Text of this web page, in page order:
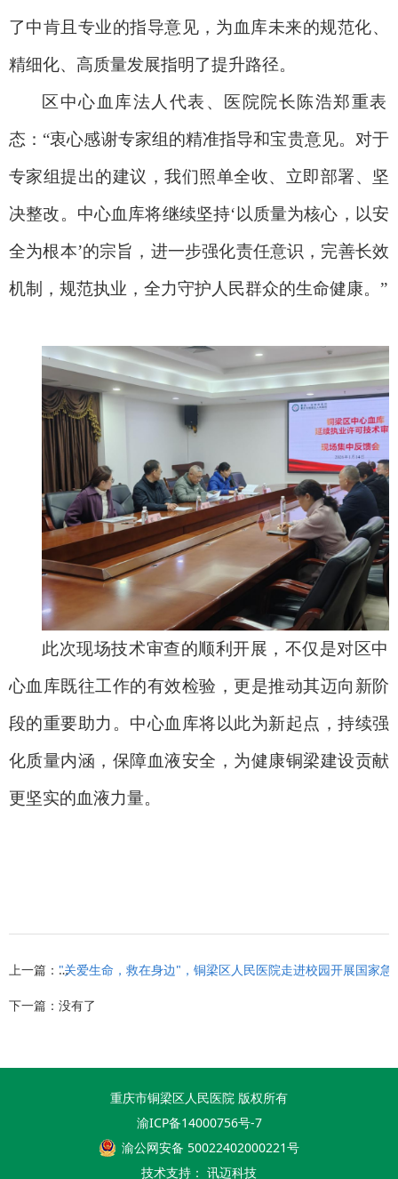
了中肯且专业的指导意见，为血库未来的规范化、
精细化、高质量发展指明了提升路径。
区中心血库法人代表、医院院长陈浩郑重表
态： “衷心感谢专家组的精准指导和宝贵意见。对于
专家组提出的建议，我们照单全收、立即部署、坚
决整改。中心血库将继续坚持‘以质量为核心，以安
全为根本’的宗旨，进一步强化责任意识，完善长效
机制， 规范执业 ，全力守护人民群众的生命健康。 ”
此次现场技术审查的顺利开展，不仅是对区中
心血库既往工作的有效检验，更是推动其迈向新阶
段的重要助力。中心血库将以此为新起点，持续强
化质量内涵，保障血液安全，为健康铜梁建设贡献
更坚实的血液力量。
上一篇： "关爱生命，救在身边"，铜梁区人民医院走进校园开展国家
下一篇：没有了
重庆市铜梁区人民医院 版权所有
渝ICP备14000756号-7
渝公网安备 50022402000221号
技术支持： 讯迈科技